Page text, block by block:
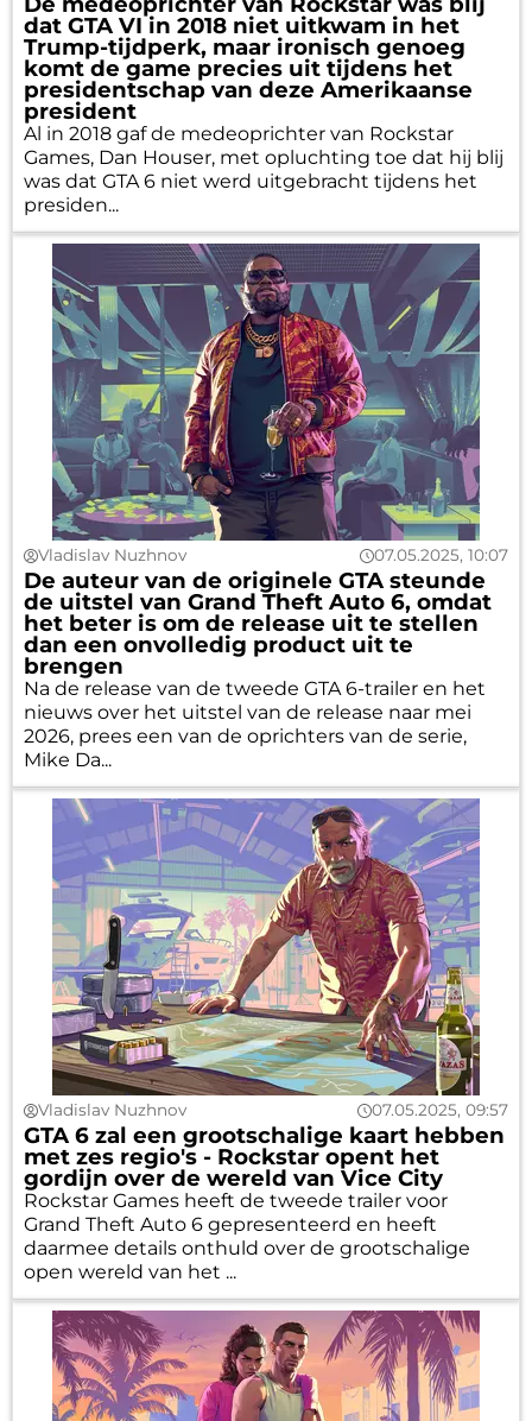
dat GTA VI in 2018 niet uitkwam in het
Trump-tijdperk, maar ironisch genoeg
komt de game precies uit tijdens het
presidentschap van deze Amerikaanse
president
Al in 2018 gaf de medeoprichter van Rockstar
Games, Dan Houser, met opluchting toe dat hij blij
was dat GTA 6 niet werd uitgebracht tijdens het
presiden...
Vladislav Nuzhnov 07.05.2025, 10:07
De auteur van de originele GTA steunde
de uitstel van Grand Theft Auto 6, omdat
het beter is om de release uit te stellen
dan een onvolledig product uit te
brengen
Na de release van de tweede GTA 6-trailer en het
nieuws over het uitstel van de release naar mei
2026, prees een van de oprichters van de serie,
Mike Da...
Vladislav Nuzhnov 07.05.2025, 09:57
GTA 6 zal een grootschalige kaart hebben
met zes regio's - Rockstar opent het
gordijn over de wereld van Vice City
Rockstar Games heeft de tweede trailer voor
Grand Theft Auto 6 gepresenteerd en heeft
daarmee details onthuld over de grootschalige
open wereld van het ...